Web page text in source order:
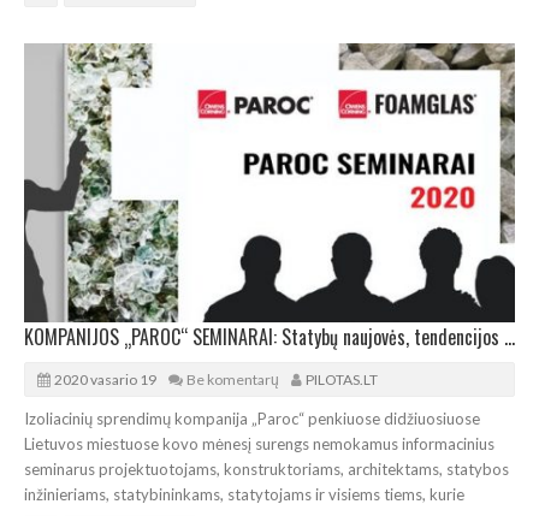
KOMPANIJOS „PAROC“ SEMINARAI: Statybų naujovės, tendencijos ir sprendimai
2020 vasario 19 Be komentarų PILOTAS.LT
Izoliacinių sprendimų kompanija „Paroc“ penkiuose didžiuosiuose
Lietuvos miestuose kovo mėnesį surengs nemokamus informacinius
seminarus projektuotojams, konstruktoriams, architektams, statybos
inžinieriams, statybininkams, statytojams ir visiems tiems, kurie